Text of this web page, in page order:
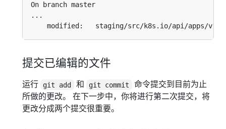
提交已编辑的文件
运行 git add 和 git commit
命令提交到目前为止
所做的更改。 在下一步中，你将进行第二次提交，将
更改分成两个提交很重要。